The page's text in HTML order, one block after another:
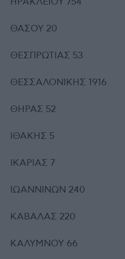
ΗΡΑΚΛΕΙΟΥ 754
ΘΑΣΟΥ 20
ΘΕΣΠΡΩΤΙΑΣ 53
ΘΕΣΣΑΛΟΝΙΚΗΣ 1916
ΘΗΡΑΣ 52
ΙΘΑΚΗΣ 5
ΙΚΑΡΙΑΣ 7
ΙΩΑΝΝΙΝΩΝ 240
ΚΑΒΑΛΑΣ 220
ΚΑΛΥΜΝΟΥ 66